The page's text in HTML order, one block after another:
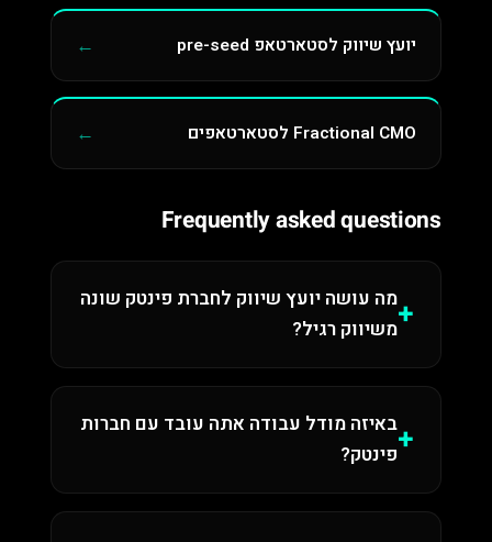
יועץ שיווק לסטארטאפ pre-seed
Fractional CMO לסטארטאפים
Frequently asked questions
מה עושה יועץ שיווק לחברת פינטק שונה
משיווק רגיל?
באיזה מודל עבודה אתה עובד עם חברות
פינטק?